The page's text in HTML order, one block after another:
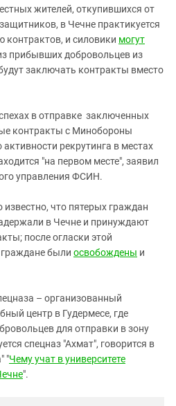
жителей, откупившихся от
в Чечне практикуется
контрактов, и силовики могут
прибывших добровольцев из
заключать контракты вместо
в отправке заключенных
контракты с Минобороны
активности рекрутинга в местах
"на первом месте", заявил
управления ФСИН.
известно, что пятерых граждан
в Чечне и принуждают
после огласки этой
были освобождены и
– организованный
центр в Гудермесе, где
для отправки в зону
спецназ "Ахмат", говорится в
"Чему учат в университете
".